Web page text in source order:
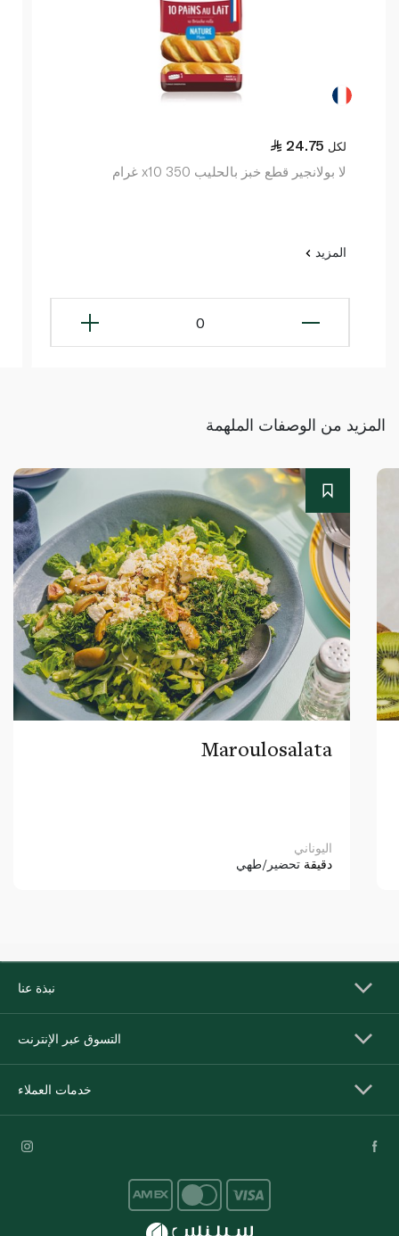
24.75 لكل
لا بولانجير قطع خبز بالحليب x10 350 غرام
المزيد
0
المزيد من الوصفات الملهمة
Maroulosalata
اليوناني
دقيقة تحضير/طهي
نبذة عنا
التسوق عبر الإنترنت
خدمات العملاء